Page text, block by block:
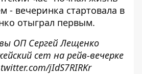
​​- вечеринка стартовала в
отыграл первым.
ОП Сергей Лещенко
сет на рейв-вечерке
jIdS7RIRKr